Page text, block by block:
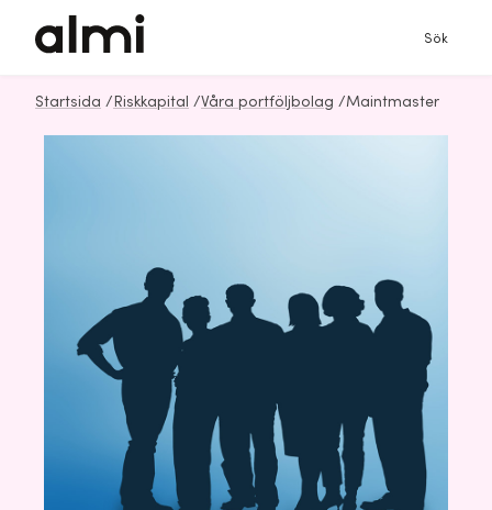
Sök
Startsida / Riskkapital /Våra portföljbolag /Maintmaster